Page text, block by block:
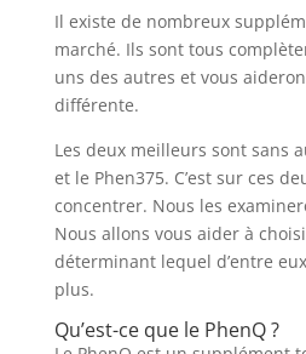
Il existe de nombreux
marché. Ils sont tous
uns des autres et vous
différente.
Les deux meilleurs sont sans
et le Phen375. C’est sur ces
concentrer. Nous les
Nous allons vous aider à
déterminant lequel d’entre
plus.
Qu’est-ce que le PhenQ ?